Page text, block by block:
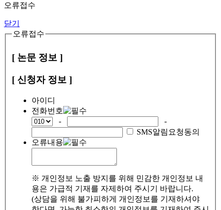
오류접수
닫기
오류접수
[ 논문 정보 ]
[ 신청자 정보 ]
아이디
전화번호
-
-
SMS알림요청동의
오류내용
※ 개인정보 노출 방지를 위해 민감한 개인정보 내
용은 가급적 기재를 자제하여 주시기 바랍니다.
(상담을 위해 불가피하게 개인정보를 기재하셔야